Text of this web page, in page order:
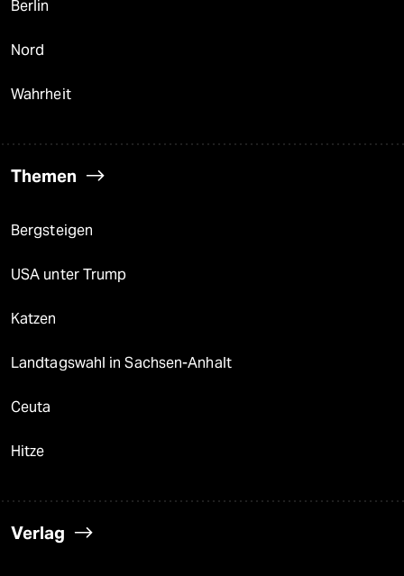
Berlin
Nord
Wahrheit
Themen
Bergsteigen
USA unter Trump
Katzen
Landtagswahl in Sachsen-Anhalt
Ceuta
Hitze
Verlag